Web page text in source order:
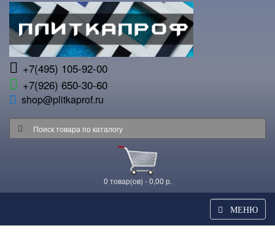
+7(495) 105-92-00
+7(926) 650-30-60
shop@plitkaprof.ru
0 товар(ов) - 0,00 р.
МЕНЮ